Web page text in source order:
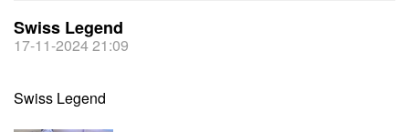
Swiss Legend
17-11-2024 21:09
Swiss Legend